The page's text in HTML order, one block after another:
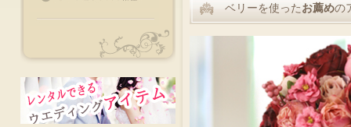
ベリーを使ったお薦めの